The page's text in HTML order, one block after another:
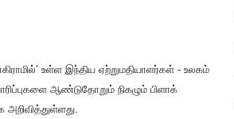
உள்ள இந்திய ஏற்றுமதியாளர்கள் - உலகம்
ஆண்டுதோறும் நிகழும் பிளாக்